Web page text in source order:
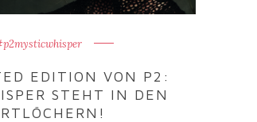
EDITION VON P2:
STEHT IN DEN